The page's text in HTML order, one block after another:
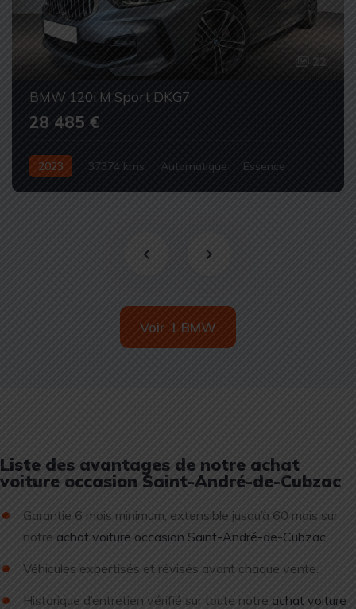
22
BMW 120i M Sport DKG7
28 485 €
2023 37374 kms Automatique
Essence
Voir 1 BMW
Liste des avantages de notre achat
voiture occasion Saint-André-de-Cubzac
Garantie 6 mois minimum, extensible jusqu’à 60 mois sur
notre achat voiture occasion Saint-André-de-Cubzac
Véhicules expertisés et révisés avant chaque vente.
Historique d’entretien vérifié sur toute notre achat voiture